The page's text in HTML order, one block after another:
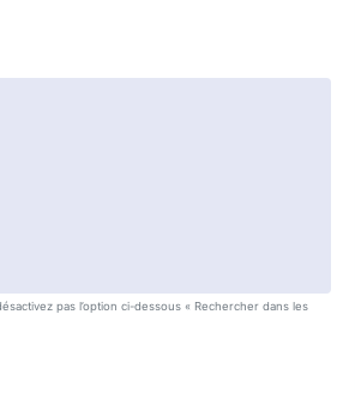
pas l’option ci-dessous « Rechercher dans les